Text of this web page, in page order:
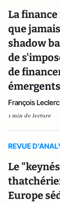
La
que
shadow
de
de
émergents
François Leclerc
1 min de lecture
REVUE
Le
Europe